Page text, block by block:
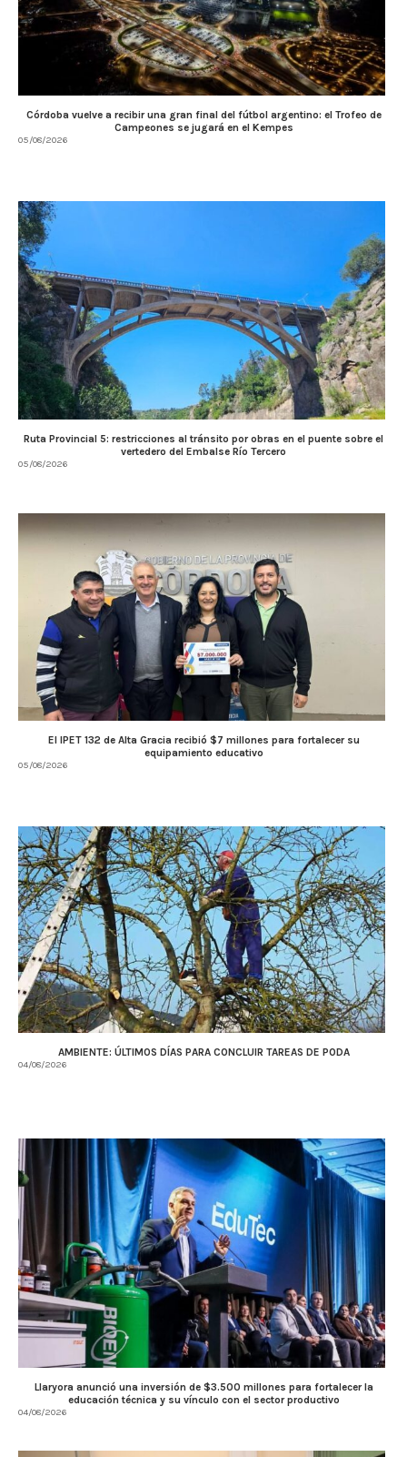
Córdoba vuelve a recibir una gran final del fútbol argentino: el Trofeo de
Campeones se jugará en el Kempes
05/08/2026
Ruta Provincial 5: restricciones al tránsito por obras en el puente sobre el
vertedero del Embalse Río Tercero
05/08/2026
El IPET 132 de Alta Gracia recibió $7 millones para fortalecer su
equipamiento educativo
05/08/2026
AMBIENTE: ÚLTIMOS DÍAS PARA CONCLUIR TAREAS DE PODA
04/08/2026
Llaryora anunció una inversión de $3.500 millones para fortalecer la
educación técnica y su vínculo con el sector productivo
04/08/2026